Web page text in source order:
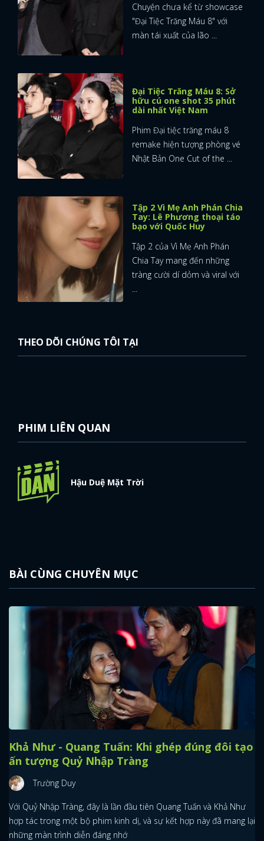
Chuyện chưa kể từ showcase
"Đại Tiệc Trăng Máu 8" với
màn tái xuất của lão ...
Đại Tiệc Trăng Máu 8: Sở
hữu cú one shot 35 phút
dài nhất Việt Nam
Phim Đại tiệc trăng máu 8
remake hiện tượng phòng vé
Nhật Bản One Cut of the ...
Tập 2 Vì Mẹ Anh Phán Chia
Tay: Lê Phương thoại táo
bạo với Quốc Huy
Tập 2 của Vì Mẹ Anh Phán
Chia Tay mang đến những
tràng cười dí dỏm và viral với
...
THEO DÕI CHÚNG TÔI TẠI
PHIM LIÊN QUAN
Hậu Duệ Mặt Trời
BÀI CÙNG CHUYÊN MỤC
Khả Như - Quang Tuấn: Khi ghép đúng đôi tạo
ấn tượng Quỷ Nhập Tràng
Trường Duy
Với Quỷ Nhập Tràng, đây là lần đầu tiên Quang Tuấn và Khả Như
hợp tác trong một bộ phim kinh dị, và sự kết hợp này đã mang lại
những màn trình diễn đáng nhớ